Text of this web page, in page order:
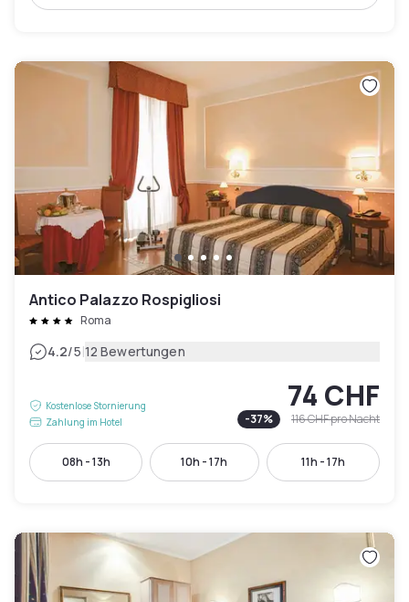
Antico Palazzo Rospigliosi
Roma
4.2/5|12 Bewertungen
Kostenlose Stornierung
Zahlung im Hotel
74 CHF
-37% 116 CHFpro Nacht
08h - 13h 10h - 17h 11h - 17h